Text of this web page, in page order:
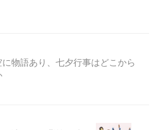
に物語あり、七夕行事はどこから